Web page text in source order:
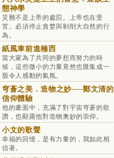
態神學
災難不是上帝的處罰。上帝也在受
苦。必須停止貪婪與剝削大自然的行
為。
紙風車前進楠西
當大家為了共同的夢想而努力的時
候，這些微小的力量竟然也匯集成一
股令人感動的氣氛。
穹蒼之美．造物之妙──鄭文清的
信仰體驗
他的畫面中，充滿了對宇宙穹蒼的歌
讚，也顯露他對造物奧妙的崇仰。
小文的歌聲
幸福的回憶，是有力量的，我如此相
信著。